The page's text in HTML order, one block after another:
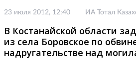
23 июля 2012, 12:40 ИА Тотал
В Костанайской области
из села Боровское по
надругательстве над